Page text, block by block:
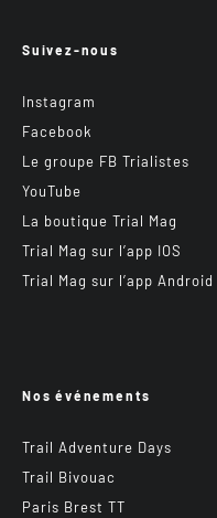
Suivez-nous
Instagram
Facebook
Le groupe FB Trialistes
YouTube
La boutique Trial Mag
Trial Mag sur l’app IOS
Trial Mag sur l’app Android
Nos événements
Trail Adventure Days
Trail Bivouac
Paris Brest TT